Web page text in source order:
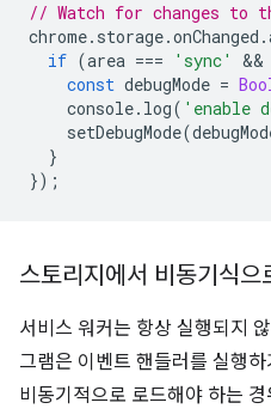
// Watch for changes to
chrome. storage.onChanged .
if (area === 'sync' &&
const debugMode =
console. log( 'enable
setDebugMode(
}
});
스토리지에서 비동기식으
서비스 워커는 항상 실행되지
그램은 이벤트 핸들러를 실행
비동기적으로 로드해야 하는